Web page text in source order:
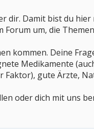
dir. Damit bist du hier
Forum um, die
kommen. Deine
Medikamente
gute Ärzte,
oder dich mit uns